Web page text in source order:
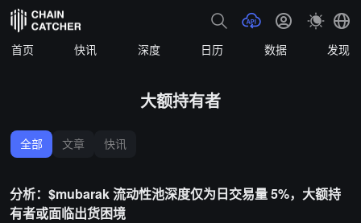
首页 快讯 深度 日历 数据 发现
大额持有者
全部 文章 快讯
分析：$mubarak 流动性池深度仅为日交易量 5%，大额持
有者或面临出货困境